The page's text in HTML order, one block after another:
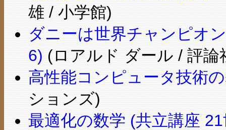
雄 / 小学館)
ダニーは世界チャンピオ
6) (ロアルド ダール / 評論
高性能コンピュータ技術
ションズ)
最適化の数学 (共立講座